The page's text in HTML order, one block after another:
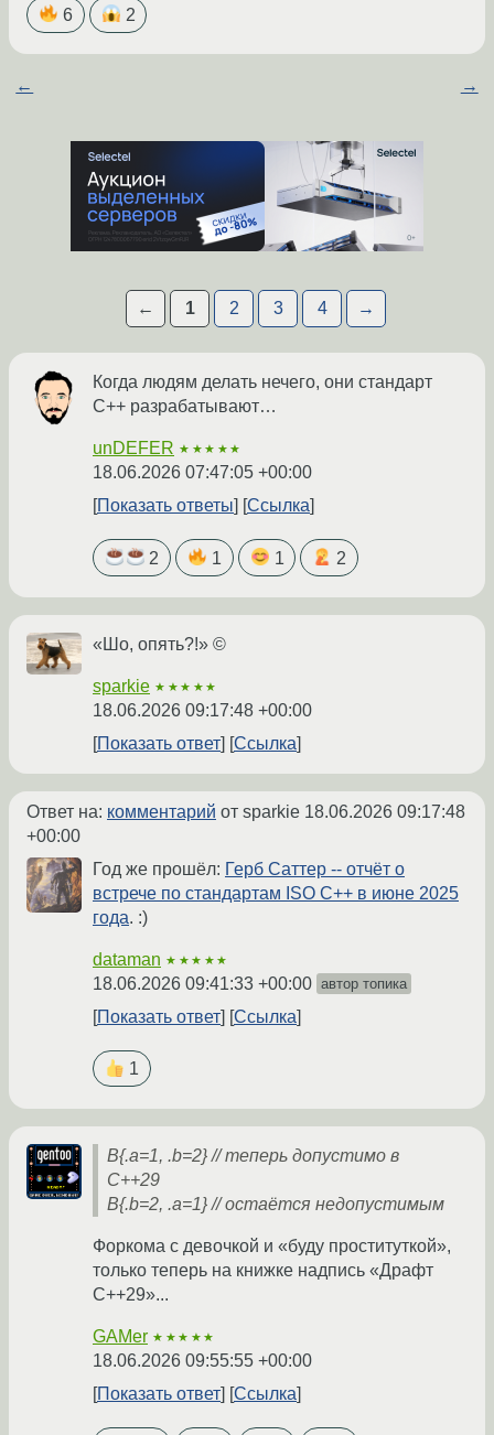
6 2
← →
← 1 2 3 4 →
Когда людям делать нечего, они стандарт
C++ разрабатывают…
unDEFER ★★★★★
18.06.2026 07:47:05 +00:00
Показать ответы
Ссылка
2 1 1 2
«Шо, опять?!» ©
sparkie ★★★★★
18.06.2026 09:17:48 +00:00
Показать ответ
Ссылка
Ответ на: комментарий от sparkie 18.06.2026 09:17:48
+00:00
Год же прошёл: Герб Саттер -- отчёт о
встрече по стандартам ISO C++ в июне 2025
года. :)
dataman ★★★★★
18.06.2026 09:41:33 +00:00 автор топика
Показать ответ Ссылка
1
B{.a=1, .b=2} // теперь допустимо в
C++29
B{.b=2, .a=1} // остаётся недопустимым
Форкома c девочкой и «буду проституткой»,
только теперь на книжке надпись «Драфт
C++29»...
GAMer ★★★★★
18.06.2026 09:55:55 +00:00
Показать ответ
Ссылка